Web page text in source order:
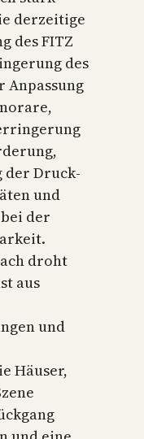
derzeitige
des FITZ
des
Anpassung
Druck-
und
der
droht
aus
und
Häuser,